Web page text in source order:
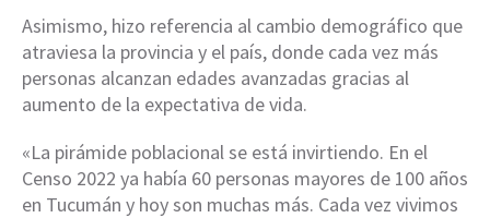
Asimismo, hizo referencia al cambio demográfico que
atraviesa la provincia y el país, donde cada vez más
personas alcanzan edades avanzadas gracias al
aumento de la expectativa de vida.
«La pirámide poblacional se está invirtiendo. En el
Censo 2022 ya había 60 personas mayores de 100 años
en Tucumán y hoy son muchas más. Cada vez vivimos